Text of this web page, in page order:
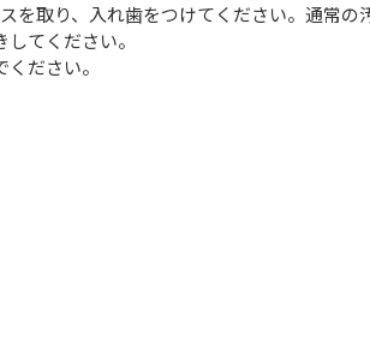
取り、入れ歯をつけてください。通常の
てください。
ださい。